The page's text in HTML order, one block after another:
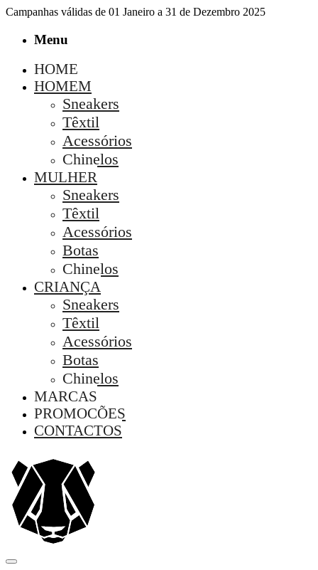
Campanhas válidas de 01 Janeiro a 31 de Dezembro 2025
Menu
HOME
HOMEM
Sneakers
Têxtil
Acessórios
Chinelos
MULHER
Sneakers
Têxtil
Acessórios
Botas
Chinelos
CRIANÇA
Sneakers
Têxtil
Acessórios
Botas
Chinelos
MARCAS
PROMOÇÕES
CONTACTOS